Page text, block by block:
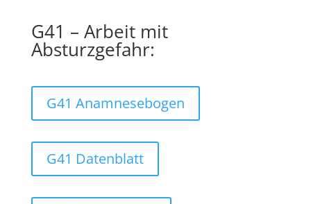
G41 – Arbeit mit
Absturzgefahr:
G41 Anamnesebogen
G41 Datenblatt